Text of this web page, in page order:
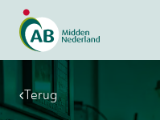
Terug